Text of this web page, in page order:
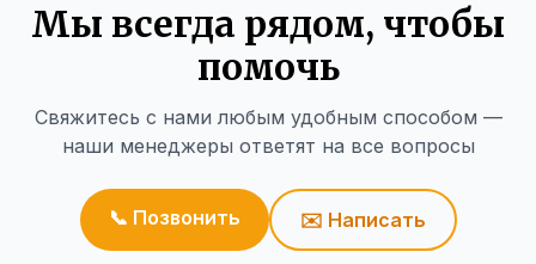
Мы всегда рядом, чтобы
помочь
Свяжитесь с нами любым удобным способом —
наши менеджеры ответят на все вопросы
📞 Позвонить ✉️ Написать